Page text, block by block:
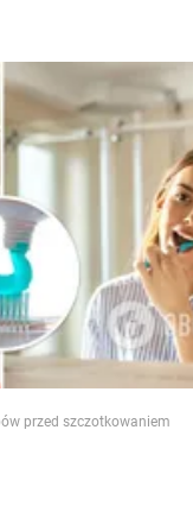
przed szczotkowaniem